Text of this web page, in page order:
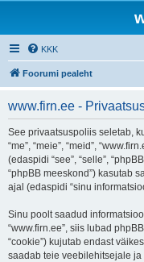
KKK
Foorumi pealeht
www.firn.ee -
See privaatsuspoliis seletab,
“me”, “meie”, “meid”,
(edaspidi “see”, “selle”,
“phpBB meeskond”) kasutab
ajal (edaspidi “sinu
Sinu poolt saadud
“www.firn.ee”, siis lubad
“cookie”) kujutab endast
saadab teie veebilehitsejale